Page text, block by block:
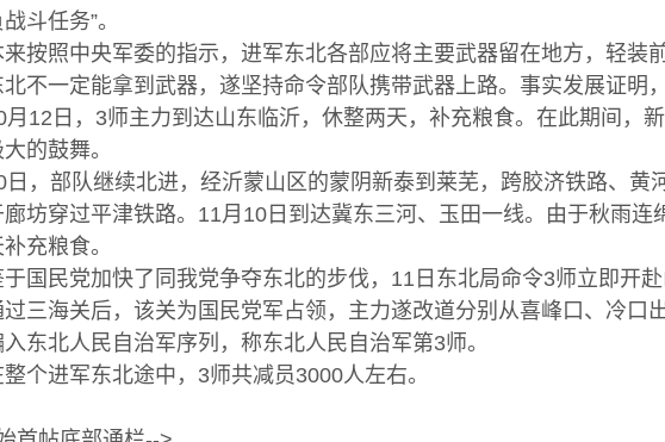
斗任务”。
照中央军委的指示，进军东北各部应将主要武器留在地方，轻装
不一定能拿到武器，遂坚持命令部队携带武器上路。事实发展证明
日，3师主力到达山东临沂，休整两天，补充粮食。在此期间，
的鼓舞。
部队继续北进，经沂蒙山区的蒙阴新泰到莱芜，跨胶济铁路、黄
廊坊穿过平津铁路。11月10日到达冀东三河、玉田一线。由于秋雨
充粮食。
民党加快了同我党争夺东北的步伐，11日东北局命令3师立即开
过三海关后，该关为国民党军占领，主力遂改道分别从喜峰口、冷口
东北人民自治军序列，称东北人民自治军第3师。
进军东北途中，3师共减员3000人左右。